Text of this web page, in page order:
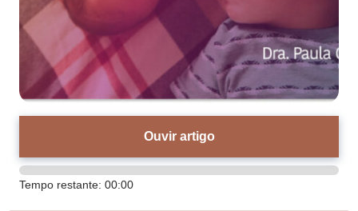
Ouvir artigo
Tempo restante: 00:00